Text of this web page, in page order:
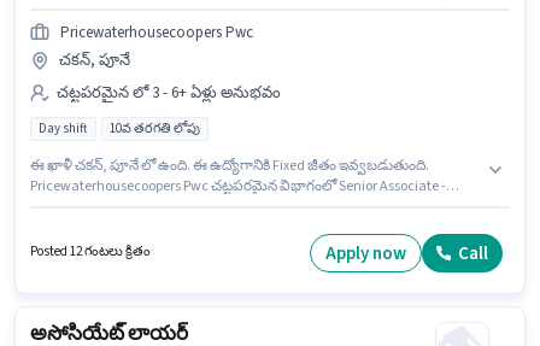
Pricewaterhousecoopers Pwc
చకన్, పూనే
చట్టపరమైన లో 3 - 6+ ఏళ్లు అనుభవం
Day shift 10వ తరగతి లోపు
ఈ ఖాళీ చకన్, పూనే లో ఉంది. ఈ ఉద్యోగానికి Fixed జీతం ఇవ్వబడుతుంది.
Pricewaterhousecoopers Pwc చట్టపరమైన విభాగంలో Senior Associate -
అనుభవం ఉన్న వారికి కోసం అనుకూలంగా ఉంటుంది. మీరు నెలకు ₹1 వరకు
సంపాదించవచ్చు. ఈ ఉద్యోగానికి 10వ తరగతి లోపు అర్హత ఉన్న అభ్యర్థులు దరఖాస్తు
Posted 12 గంటలు క్రితం Apply now Call
అసోసియేట్ లాయర్